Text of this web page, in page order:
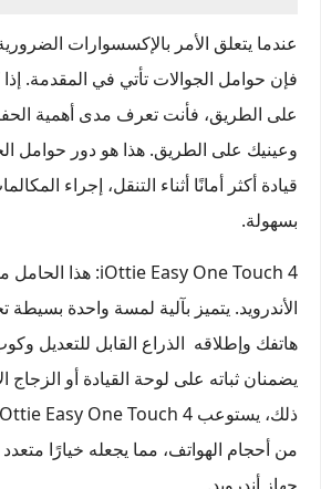
عندما يتعلق الأمر بالإكسسوارات
فإن حوامل الجوالات تأتي في المقدمة.
على الطريق، فأنت تعرف مدى أهمية
وعينيك على الطريق. هذا هو دور حوامل
قيادة أكثر أمانًا أثناء التنقل، إجراء
بسهولة.
iOttie Easy One Touch 4: هذا
الأندرويد. يتميز بآلية لمسة واحدة
هاتفك وإطلاقه الذراع القابل للتعديل
يضمنان ثباته على لوحة القيادة أو الزجاج
من أحجام الهواتف، مما يجعله خيارًا